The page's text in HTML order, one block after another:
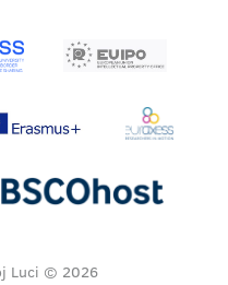
Luci © 2026